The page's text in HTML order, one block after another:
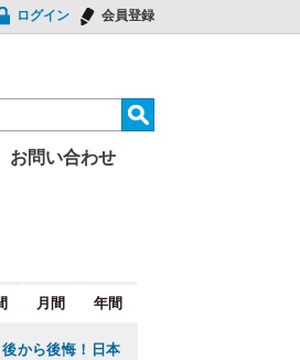
ログイン 会員登録
お問い合わせ
月間 年間
から後悔！日本